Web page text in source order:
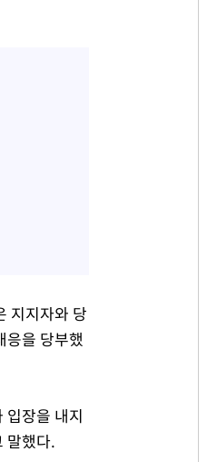
지지자와 당
응을 당부했
입장을 내지
말했다.